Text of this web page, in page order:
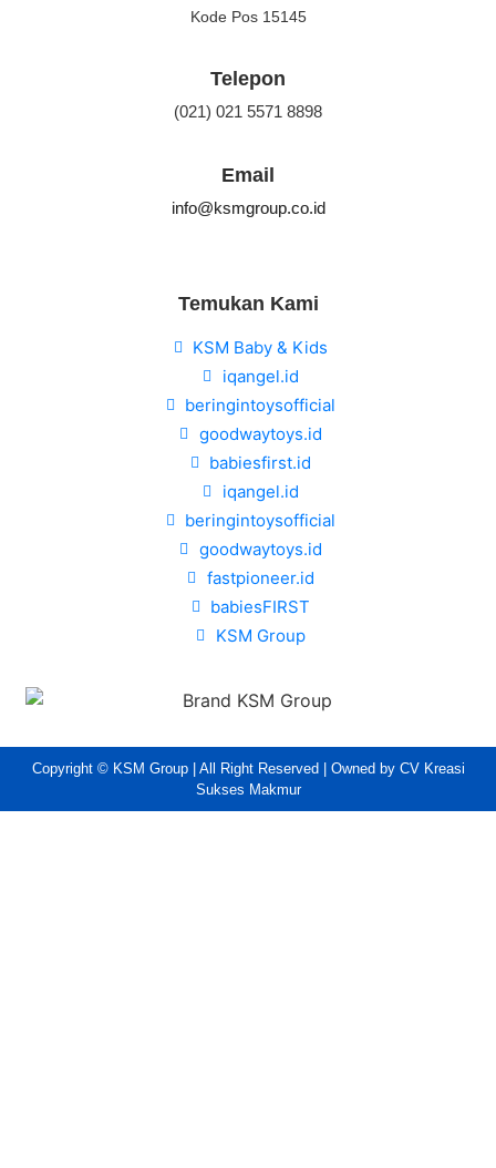
Kode Pos 15145
Telepon
(021) 021 5571 8898
Email
info@ksmgroup.co.id
Temukan Kami
KSM Baby & Kids
iqangel.id
beringintoysofficial
goodwaytoys.id
babiesfirst.id
iqangel.id
beringintoysofficial
goodwaytoys.id
fastpioneer.id
babiesFIRST
KSM Group
Copyright © KSM Group | All Right Reserved | Owned by CV Kreasi
Sukses Makmur